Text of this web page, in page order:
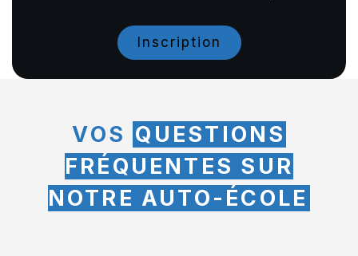
Inscription
VOS QUESTIONS
FRÉQUENTES SUR
NOTRE AUTO-ÉCOLE